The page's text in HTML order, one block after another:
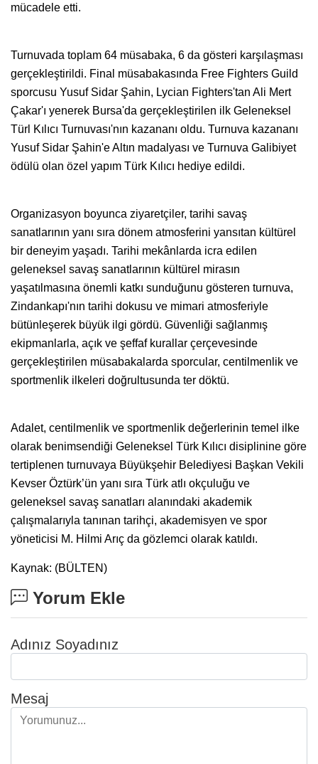
mücadele etti.
Turnuvada toplam 64 müsabaka, 6 da gösteri karşılaşması
gerçekleştirildi. Final müsabakasında Free Fighters Guild
sporcusu Yusuf Sidar Şahin, Lycian Fighters'tan Ali Mert
Çakar'ı yenerek Bursa'da gerçekleştirilen ilk Geleneksel
Türl Kılıcı Turnuvası'nın kazananı oldu. Turnuva kazananı
Yusuf Sidar Şahin'e Altın madalyası ve Turnuva Galibiyet
ödülü olan özel yapım Türk Kılıcı hediye edildi.
Organizasyon boyunca ziyaretçiler, tarihi savaş
sanatlarının yanı sıra dönem atmosferini yansıtan kültürel
bir deneyim yaşadı. Tarihi mekânlarda icra edilen
geleneksel savaş sanatlarının kültürel mirasın
yaşatılmasına önemli katkı sunduğunu gösteren turnuva,
Zindankapı'nın tarihi dokusu ve mimari atmosferiyle
bütünleşerek büyük ilgi gördü. Güvenliği sağlanmış
ekipmanlarla, açık ve şeffaf kurallar çerçevesinde
gerçekleştirilen müsabakalarda sporcular, centilmenlik ve
sportmenlik ilkeleri doğrultusunda ter döktü.
Adalet, centilmenlik ve sportmenlik değerlerinin temel ilke
olarak benimsendiği Geleneksel Türk Kılıcı disiplinine göre
tertiplenen turnuvaya Büyükşehir Belediyesi Başkan Vekili
Kevser Öztürk’ün yanı sıra Türk atlı okçuluğu ve
geleneksel savaş sanatları alanındaki akademik
çalışmalarıyla tanınan tarihçi, akademisyen ve spor
yöneticisi M. Hilmi Arıç da gözlemci olarak katıldı.
Kaynak: (BÜLTEN)
Yorum Ekle
Adınız Soyadınız
Mesaj